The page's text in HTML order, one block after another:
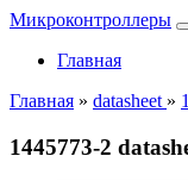
Микроконтроллеры
Главная
Главная » datasheet »
1445773-2